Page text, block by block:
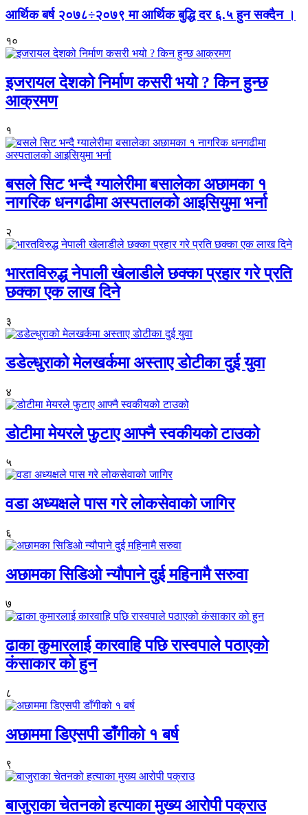
आर्थिक बर्ष २०७८÷२०७९ मा आर्थिक बुद्धि दर ६.५ हुन सक्दैन ।
१०
इजरायल देशको निर्माण कसरी भयो ? किन हुन्छ
आक्रमण
१
बसले सिट भन्दै ग्यालेरीमा बसालेका अछामका १
नागरिक धनगढीमा अस्पतालको आइसियुमा भर्ना
२
भारतविरुद्ध नेपाली खेलाडीले छक्का प्रहार गरे प्रति
छक्का एक लाख दिने
३
डडेल्धुराको मेलखर्कमा अस्ताए डोटीका दुई युवा
४
डोटीमा मेयरले फुटाए आफ्नै स्वकीयको टाउको
५
वडा अध्यक्षले पास गरे लोकसेवाको जागिर
६
अछामका सिडिओ न्यौपाने दुई महिनामै सरुवा
७
ढाका कुमारलाई कारवाहि पछि रास्वपाले पठाएको
कंसाकार को हुन
८
अछाममा डिएसपी डाँगीको १ बर्ष
९
बाजुराका चेतनको हत्याका मुख्य आरोपी पक्राउ